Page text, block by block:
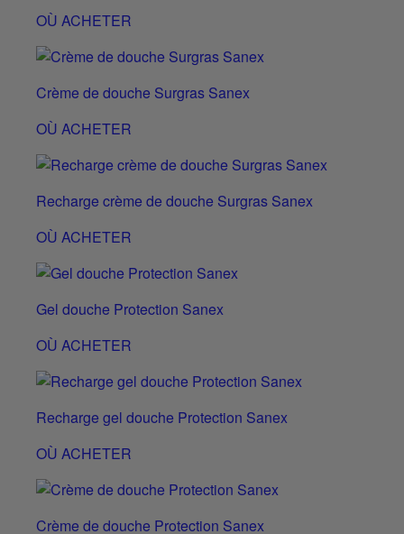
OÙ ACHETER
Crème de douche Surgras Sanex
OÙ ACHETER
Recharge crème de douche Surgras Sanex
OÙ ACHETER
Gel douche Protection Sanex
OÙ ACHETER
Recharge gel douche Protection Sanex
OÙ ACHETER
Crème de douche Protection Sanex